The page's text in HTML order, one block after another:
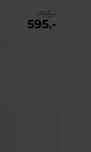
795.-
595.-